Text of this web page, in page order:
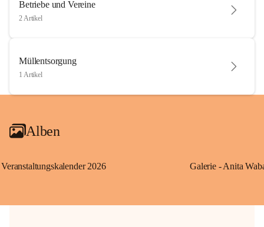
Betriebe und Vereine
2 Artikel
Müllentsorgung
1 Artikel
Alben
Veranstaltungskalender 2026 Galerie - Anita